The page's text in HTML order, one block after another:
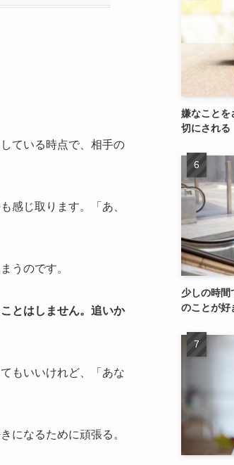
ている時点で、相手の
感じ取ります。「あ、
うのです。
とはしません。追いか
もいいけれど、「あな
になるために頑張る。
嫌なことを
切にされる
少しの時間
のことが好